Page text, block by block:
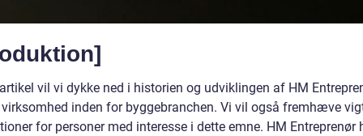
vil vi dykke ned i historien og udviklingen af HM
inden for byggebranchen. Vi vil også fremhæve
for personer med interesse i dette emne. HM Entreprenør